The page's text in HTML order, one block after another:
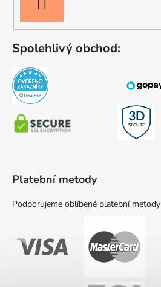
SE
Spolehlivý obchod:
Platební metody
Podporujeme oblíbené platební metody